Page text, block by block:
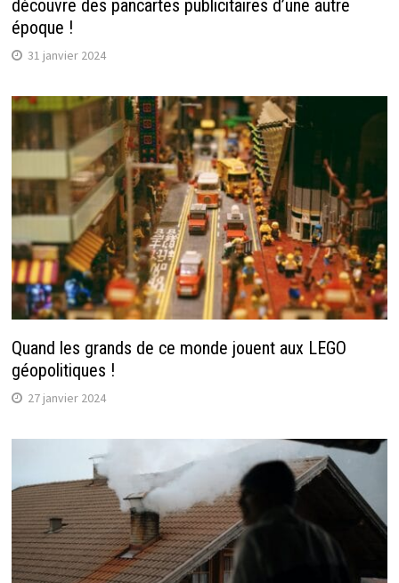
découvre des pancartes publicitaires d’une autre
époque !
31 janvier 2024
Quand les grands de ce monde jouent aux LEGO
géopolitiques !
27 janvier 2024